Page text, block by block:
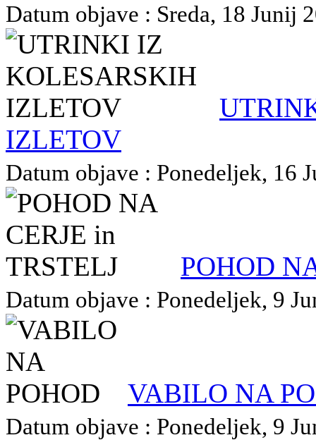
Datum objave : Sreda, 18 Junij
IZLETOV
Datum objave : Ponedeljek, 16
POHOD
Datum objave : Ponedeljek, 9
VABILO NA
Datum objave : Ponedeljek, 9